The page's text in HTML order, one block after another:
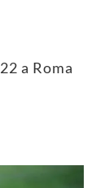
a Roma